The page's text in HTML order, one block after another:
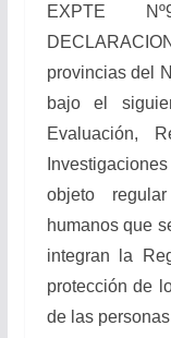
EXPTE
provincias del
bajo el
Evaluación,
objeto
humanos que
integran la
protección de
de las